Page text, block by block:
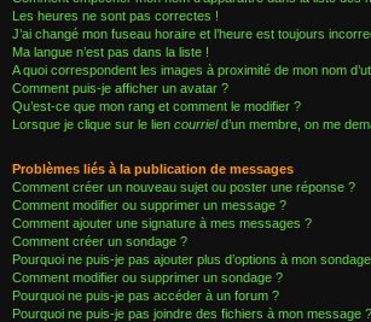
Les heures ne sont pas correctes !
J’ai changé mon fuseau horaire et l’heure est toujours
Ma langue n’est pas dans la liste !
A quoi correspondent les images à proximité de mon nom
Comment puis-je afficher un avatar ?
Qu’est-ce que mon rang et comment le modifier ?
Lorsque je clique sur le lien courrield’un membre, on me
Problèmes liés à la publication de messages
Comment créer un nouveau sujet ou poster une réponse ?
Comment modifier ou supprimer un message ?
Comment ajouter une signature à mes messages ?
Comment créer un sondage ?
Pourquoi ne puis-je pas ajouter plus d’options à mon
Comment modifier ou supprimer un sondage ?
Pourquoi ne puis-je pas accéder à un forum ?
Pourquoi ne puis-je pas joindre des fichiers à mon message ?